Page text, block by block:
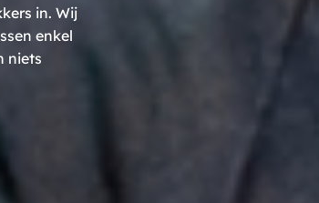
in. Wij
enkel
niets